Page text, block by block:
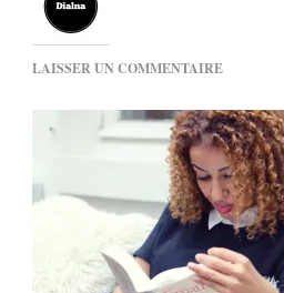
LAISSER UN COMMENTAIRESUR
SANS
MON
LIVRE
#49,
AVEC
FATIMA
AÏT
BOUNOUA